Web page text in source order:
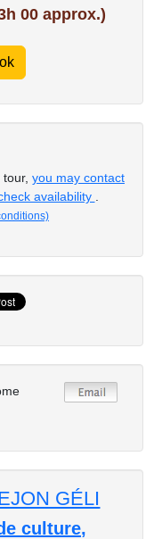
00 approx.)
you may contact
availability
GÉLI
culture,